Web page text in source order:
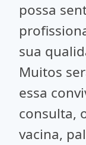
possa
sua
Muitos
essa
consulta,
vacina,